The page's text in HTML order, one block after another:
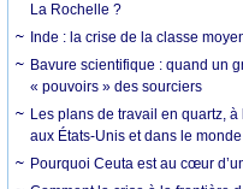
La Rochelle ?
Inde : la crise de la classe
Bavure scientifique : quand un
« pouvoirs » des sourciers
Les plans de travail en quartz,
aux États-Unis et dans le monde
Pourquoi Ceuta est au cœur